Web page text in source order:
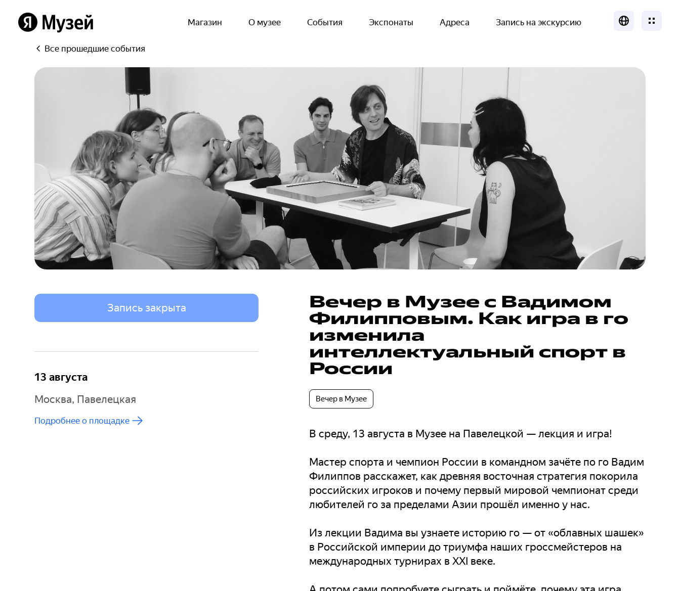
Яндекс
Магазин О музее События Экспонаты Адреса Запись на экскурсию ЛокализацияМеню
Все прошедшие события
Запись закрыта
13 августа
Москва, Павелецкая
Подробнее о площадке
Вечер в Музее с Вадимом
Филипповым. Как игра в го
изменила
интеллектуальный спорт в
России
Вечер в Музее
В среду, 13 августа в Музее на Павелецкой — лекция и игра!
Мастер спорта и чемпион России в командном зачёте по го Вадим
Филиппов расскажет, как древняя восточная стратегия покорила
российских игроков и почему первый мировой чемпионат среди
любителей го за пределами Азии прошёл именно у нас.
Из лекции Вадима вы узнаете историю го — от «облавных шашек»
в Российской империи до триумфа наших гроссмейстеров на
международных турнирах в XXI веке.